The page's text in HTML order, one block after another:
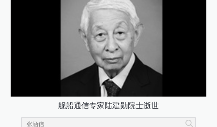
舰船通信专家陆建勋院士逝世